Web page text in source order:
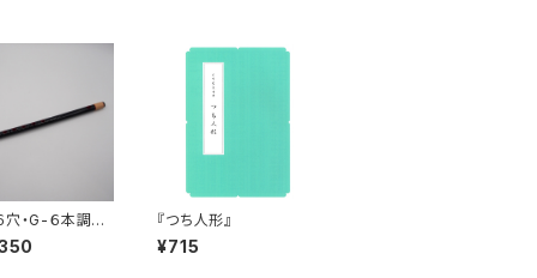
穴・G-６本調 『つち人形』
¥715